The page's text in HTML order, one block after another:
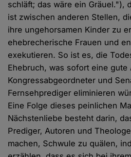
schläft; das wäre ein Gräuel."),
ist zwischen anderen Stellen,
ihre ungehorsamen Kinder zu
ehebrecherische Frauen und
exekutieren. So ist es, die
Ehebruch, was sofort eine gute
Kongressabgeordneter und
Fernsehprediger eliminieren
Eine Folge dieses peinlichen
Nächstenliebe besteht darin,
Prediger, Autoren und
machen, Schwule zu quälen,